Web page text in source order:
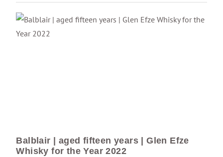
Balblair | aged fifteen years | Glen Efze
Whisky for the Year 2022